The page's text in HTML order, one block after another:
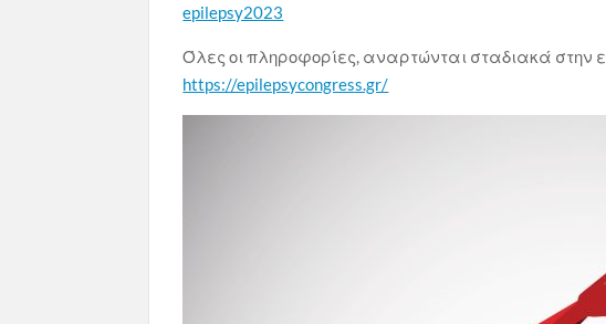
epilepsy2023
Όλες οι πληροφορίες, αναρτώνται σταδιακά στην
https://epilepsycongress.gr/